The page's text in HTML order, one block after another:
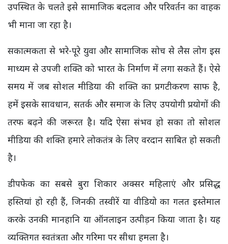
उपस्थित के चलते इसे सामाजिक बदलाव और परिवर्तन का वाहक
भी माना जा रहा है।
सकात्मकता से भरे-पूरे युवा और सामाजिक सोच से लैस लोग इस
माध्यम से उपजी शक्ति को भारत के निर्माण में लगा सकते हैं। ऐसे
समय में जब सोशल मीडिया की शक्ति का प्रगटीकरण साफ है,
हमें इसके सावधान, सतर्क और समाज के लिए उपयोगी प्रयोगों की
तरफ बढ़ने की जरूरत है। यदि ऐसा संभव हो सका तो सोशल
मीडिया की शक्ति हमारे लोकतंत्र के लिए वरदान साबित हो सकती
है।
डीपफेक का सबसे बुरा शिकार अक्सर महिलाएं और प्रसिद्ध
हस्तियां हो रही हैं, जिनकी तस्वीरें या वीडियो का गलत इस्तेमाल
करके उनकी मानहानि या ऑनलाइन उत्पीड़न किया जाता है। यह
व्यक्तिगत स्वतंत्रता और गरिमा पर सीधा हमला है।